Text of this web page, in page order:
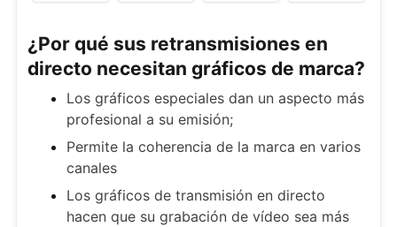
¿Por qué sus retransmisiones en
directo necesitan gráficos de marca?
Los gráficos especiales dan un aspecto más
profesional a su emisión;
Permite la coherencia de la marca en varios
canales
Los gráficos de transmisión en directo
hacen que su grabación de vídeo sea más